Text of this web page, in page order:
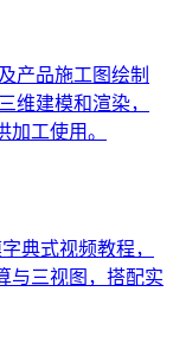
产品施工图绘制
维建模和渲染，
工使用。
典式视频教程，
与三视图，搭配实